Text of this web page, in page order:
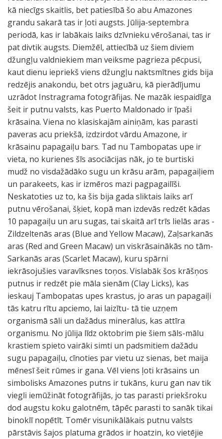
kā niecīgs skaitlis, bet patiesībā šo abu Amazones
grandu sakarā tas ir ļoti augsts. Jūlija-septembra
periodā, kas ir labākais laiks dzīvnieku vērošanai, tas ir
pat divtik augsts. Diemžēl, attiecībā uz šiem diviem
džungļu valdniekiem man veiksme pagrieza pēcpusi,
kaut dienu iepriekš viens džungļu naktsmītnes gids bija
redzējis anakondu, bet otrs jaguāru, kā pierādījumu
uzrādot Instragrama fotogrāfijas. Ne mazāk iespaidīga
šeit ir putnu valsts, kas Puerto Maldonado ir īpaši
krāsaina. Viena no klasiskajām ainiņām, kas parasti
paveras acu priekšā, izdzirdot vārdu Amazone, ir
krāsainu papagaiļu bars. Tad nu Tambopatas upe ir
vieta, no kurienes šīs asociācijas nāk, jo te burtiski
mudž no visdažādāko sugu un krāsu arām, papagaiļiem
un parakeets, kas ir izmēros mazi pagpagailīši.
Neskatoties uz to, ka šis bija gada sliktais laiks arī
putnu vērošanai, šķiet, kopā man izdevās redzēt kādas
10 papagaiļu un aru sugas, tai skaitā arī trīs lielās aras -
Zildzeltenās aras (Blue and Yellow Macaw), Zaļsarkanās
aras (Red and Green Macaw) un viskrāsainākās no tām-
Sarkanās aras (Scarlet Macaw), kuru spārni
iekrāsojušies varavīksnes toņos. Vislabāk šos krāšņos
putnus ir redzēt pie māla sienām (Clay Licks), kas
ieskauj Tambopatas upes krastus, jo aras un papagaiļi
tās katru rītu apciemo, lai laizītu- tā tie uzņem
organismā sāli un dažādus minerālus, kas attīra
organismu. No jūlija līdz oktobrim pie šiem sāls-mālu
krastiem spieto vairāki simti un padsmitiem dažādu
sugu papagaiļu, cīnoties par vietu uz sienas, bet maija
mēnesī šeit rūmes ir gana. Vēl viens ļoti krāsains un
simbolisks Amazones putns ir tukāns, kuru gan nav tik
viegli iemūžināt fotogrāfijās, jo tas parasti priekšroku
dod augstu koku galotnēm, tāpēc parasti to sanāk tikai
binoklī nopētīt. Tomēr visunikālākais putnu valsts
pārstāvis šajos platuma grādos ir hoatzin, ko vietējie